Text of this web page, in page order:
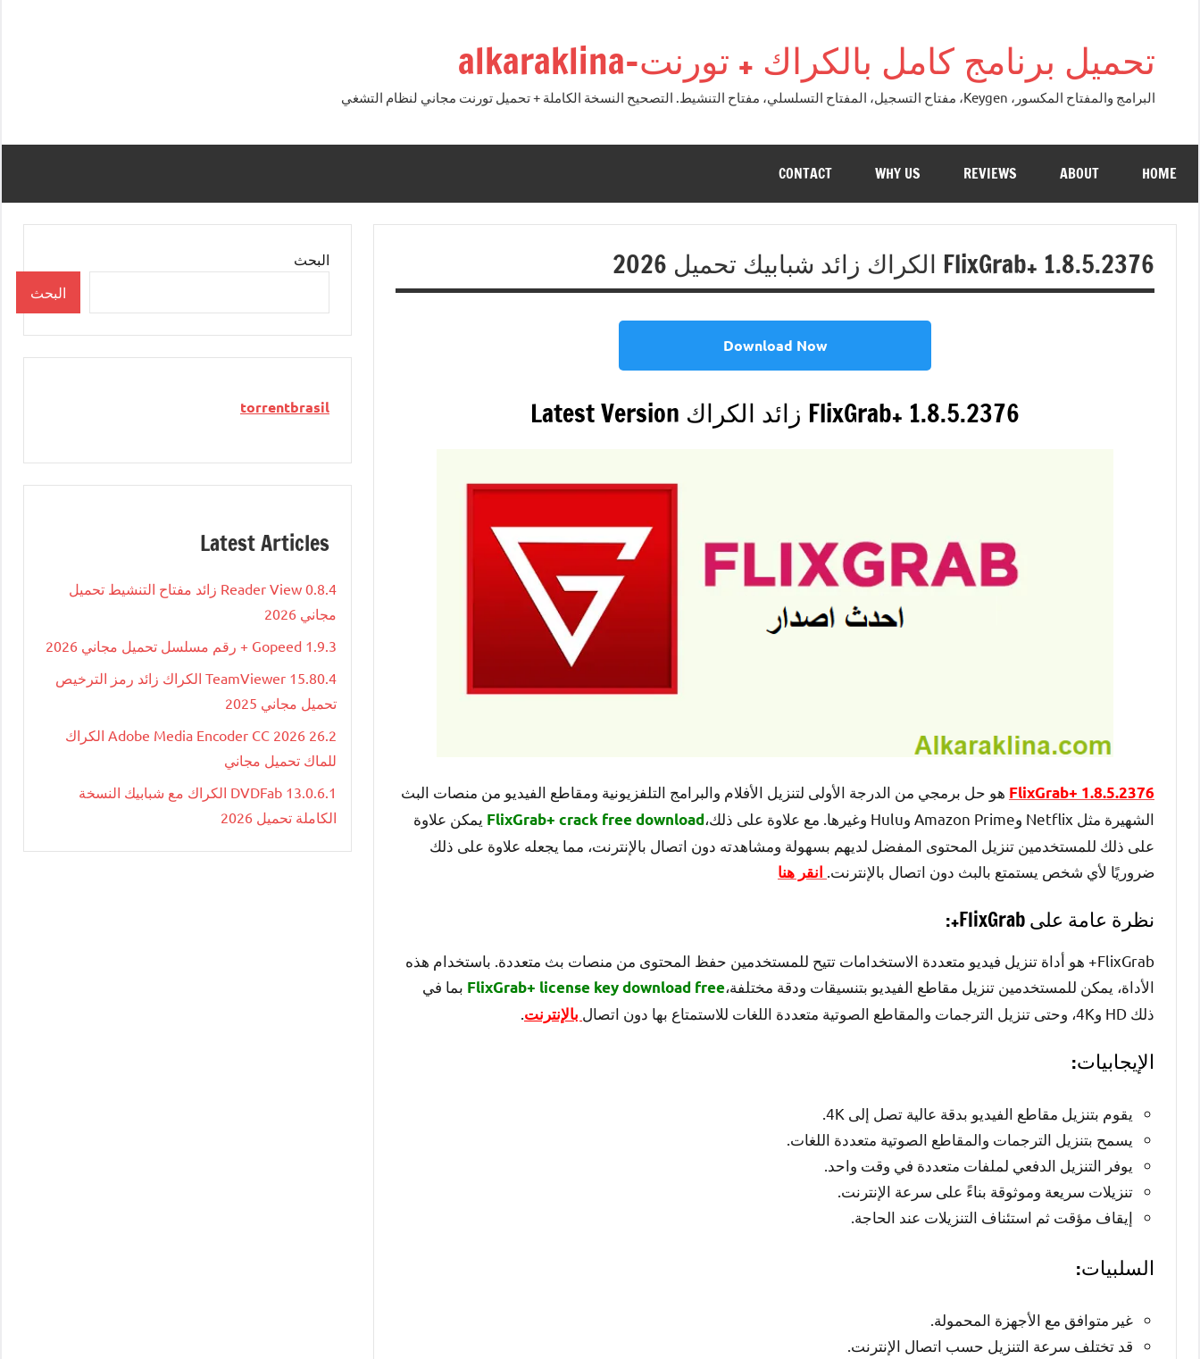
المحتوىتحميل برنامج كامل بالكراك + تورنت-alkaraklina
البرامج والمفتاح المكسور، Keygen، مفتاح التسجيل، المفتاح التسلسلي، مفتاح التنشيط. التصحيح النسخة الكاملة + تحميل تورنت مجاني لنظام التشغي
HOME
ABOUT
REVIEWS
WHY US
CONTACT
FlixGrab+ 1.8.5.2376 الكراك زائد شبابيك تحميل 2026
Download Now
FlixGrab+ 1.8.5.2376 زائد الكراك Latest Version
FlixGrab+ 1.8.5.2376 هو حل برمجي من الدرجة الأولى لتنزيل الأفلام والبرامج التلفزيونية ومقاطع الفيديو من منصات البث
الشهيرة مثل Netflix وAmazon Prime وHulu وغيرها. مع علاوة على ذلك،
FlixGrab+ crack free download يمكن علاوة
على ذلك للمستخدمين تنزيل المحتوى المفضل لديهم بسهولة ومشاهدته دون اتصال بالإنترنت، مما يجعله علاوة على ذلك
ضروريًا لأي شخص يستمتع بالبث دون اتصال بالإنترنت. انقر هنا
نظرة عامة على FlixGrab+:
FlixGrab+ هو أداة تنزيل فيديو متعددة الاستخدامات تتيح للمستخدمين حفظ المحتوى من منصات بث متعددة. باستخدام هذه
الأداة، يمكن للمستخدمين تنزيل مقاطع الفيديو بتنسيقات ودقة مختلفة،FlixGrab+ license key download free بما في
ذلك HD و4K، وحتى تنزيل الترجمات والمقاطع الصوتية متعددة اللغات للاستمتاع بها دون اتصال
بالإنترنت.
الإيجابيات:
يقوم بتنزيل مقاطع الفيديو بدقة عالية تصل إلى 4K.
يسمح بتنزيل الترجمات والمقاطع الصوتية متعددة اللغات.
يوفر التنزيل الدفعي لملفات متعددة في وقت واحد.
تنزيلات سريعة وموثوقة بناءً على سرعة الإنترنت.
إيقاف مؤقت ثم استئناف التنزيلات عند الحاجة.
السلبيات:
غير متوافق مع الأجهزة المحمولة.
قد تختلف سرعة التنزيل حسب اتصال الإنترنت.
البحث
البحث
torrentbrasil
Latest Articles
Reader View 0.8.4 زائد مفتاح التنشيط تحميل
مجاني 2026
Gopeed 1.9.3 + رقم مسلسل تحميل مجاني 2026
TeamViewer 15.80.4 الكراك زائد رمز الترخيص
تحميل مجاني 2025
Adobe Media Encoder CC 2026 26.2 الكراك
للماك تحميل مجاني
DVDFab 13.0.6.1 الكراك مع شبابيك النسخة
الكاملة تحميل 2026